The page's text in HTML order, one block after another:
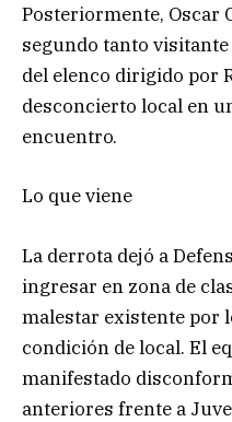
Posteriormente, Oscar
segundo tanto
del elenco dirigido por
desconcierto local en
encuentro.
Lo que viene
La derrota dejó a
ingresar en zona de
malestar existente por
condición de local. El
manifestado
anteriores frente a